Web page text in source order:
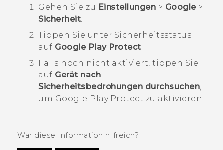
Gehen Sie zu Einstellungen > Google>
Sicherheit.
Tippen Sie unter Sicherheitsstatus
auf Google Play Protect.
Falls noch nicht aktiviert, tippen Sie
auf Gerät nach
Sicherheitsbedrohungen durchsuchen,
um Google Play Protect zu aktivieren.
War diese Information hilfreich?